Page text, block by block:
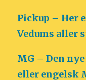
Pickup – Her
Vedums aller
MG – Den
eller engelsk